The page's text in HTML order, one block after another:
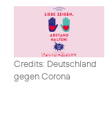
Credits: Deutschland
gegen Corona